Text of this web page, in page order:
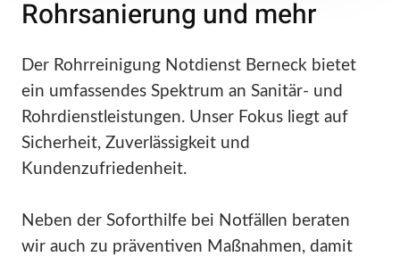
Rohrsanierung und mehr
Der Rohrreinigung Notdienst Berneck bietet
ein umfassendes Spektrum an Sanitär- und
Rohrdienstleistungen. Unser Fokus liegt auf
Sicherheit, Zuverlässigkeit und
Kundenzufriedenheit.
Neben der Soforthilfe bei Notfällen beraten
wir auch zu präventiven Maßnahmen, damit